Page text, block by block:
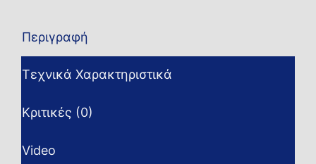
Περιγραφή
Τεχνικά Χαρακτηριστικά
Κριτικές (0)
Video